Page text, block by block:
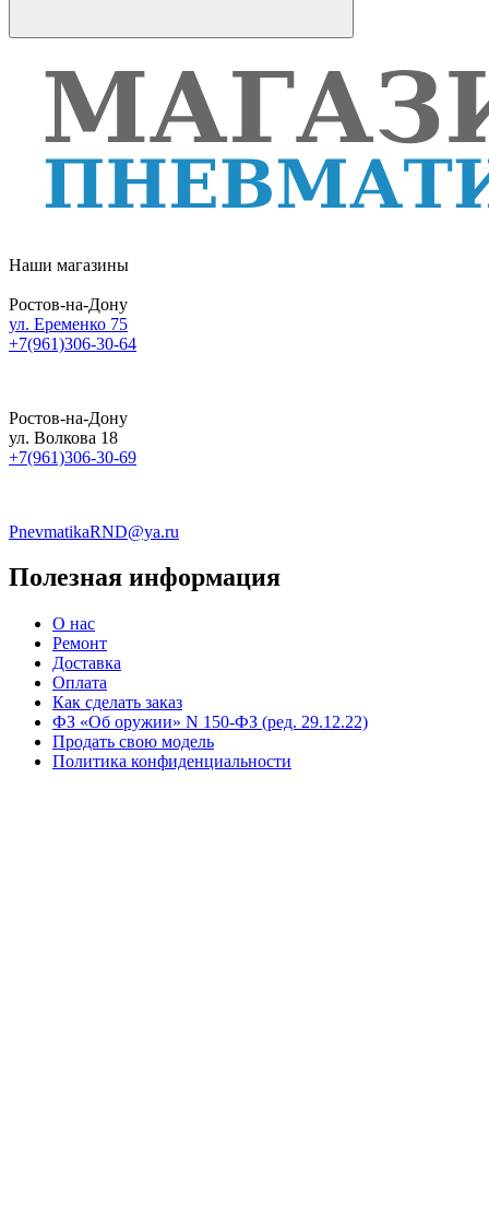
Наши магазины
Ростов-на-Дону
ул. Еременко 75
+7(961)306-30-64
Ростов-на-Дону
ул. Волкова 18
+7(961)306-30-69
PnevmatikaRND@ya.ru
Полезная информация
О нас
Ремонт
Доставка
Оплата
Как сделать заказ
ФЗ «Об оружии» N 150-ФЗ (ред. 29.12.22)
Продать свою модель
Политика конфиденциальности